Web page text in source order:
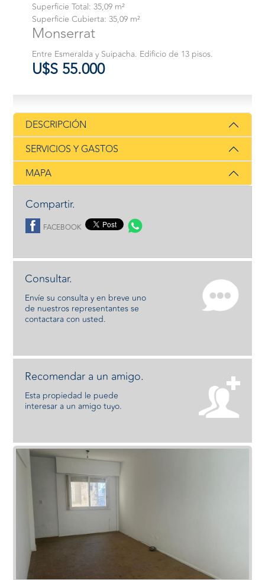
Superficie Total: 35,09 m²
Superficie Cubierta: 35,09 m²
Monserrat
Entre Esmeralda y Suipacha. Edificio de 13 pisos.
U$S 55.000
DESCRIPCIÓN
SERVICIOS Y GASTOS
MAPA
Compartir.
FACEBOOK
Consultar.
Envíe su consulta y en breve uno
de nuestros representantes se
contactara con usted.
Recomendar a un amigo.
Esta propiedad le puede
interesar a un amigo tuyo.